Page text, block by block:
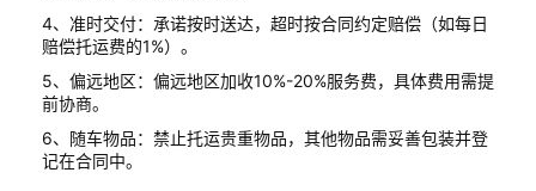
4、准时交付：承诺按时送达，超时按合同约定赔偿（如每日
赔偿托运费的1%）。
5、偏远地区：偏远地区加收10%-20%服务费，具体费用需提
前协商。
6、随车物品：禁止托运贵重物品，其他物品需妥善包装并登
记在合同中。